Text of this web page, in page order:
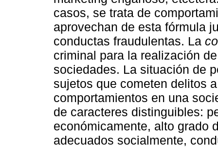
casos, se trata de
aprovechan de esta fórmula
conductas fraudulentas. La
criminal para la realización
sociedades. La situación de
sujetos que cometen delitos
comportamientos en una
de caracteres distinguibles:
económicamente, alto grado
adecuados socialmente,